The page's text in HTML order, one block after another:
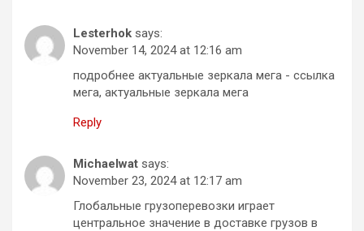
Lesterhok says:
November 14, 2024 at 12:16 am
подробнее актуальные зеркала мега - ссылка
мега, актуальные зеркала мега
Reply
Michaelwat says:
November 23, 2024 at 12:17 am
Глобальные грузоперевозки играет
центральное значение в доставке грузов в